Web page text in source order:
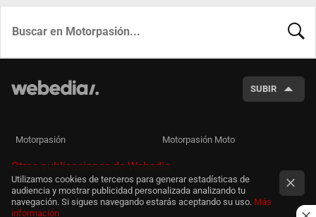
SUBIR
Motorpasión Motorpasión Moto
Otras publicaciones de Webedia
Utilizamos cookies de terceros para generar estadísticas de
audiencia y mostrar publicidad personalizada analizando tu
navegación. Si sigues navegando estarás aceptando su uso. Más
información